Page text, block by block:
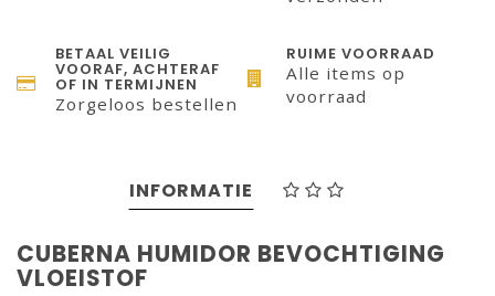
BETAAL VEILIG
VOORAF, ACHTERAF
OF IN TERMIJNEN
Zorgeloos bestellen
RUIME VOORRAAD
Alle items op
voorraad
INFORMATIE
CUBERNA HUMIDOR BEVOCHTIGING
VLOEISTOF